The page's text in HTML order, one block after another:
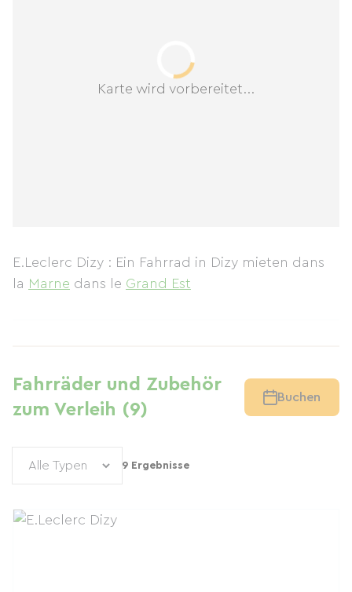
Karte wird vorbereitet...
E.Leclerc Dizy : Ein Fahrrad in Dizy mieten dans
la Marne dans le Grand Est
Fahrräder und Zubehör
zum Verleih (9)
Buchen
9 Ergebnisse